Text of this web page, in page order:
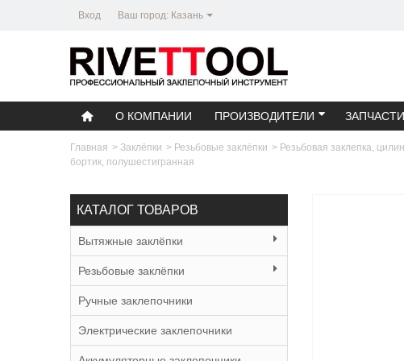
Вход Ваш город: Казань
О КОМПАНИИ ПРОИЗВОДИТЕЛИ
Главная > Заклёпки > Резьбовые заклёпки > Резьбовая заклепка,
бортик, полушестигранная
КАТАЛОГ ТОВАРОВ
Вытяжные заклёпки
Резьбовые заклёпки
Ручные заклепочники
Электрические заклепочники